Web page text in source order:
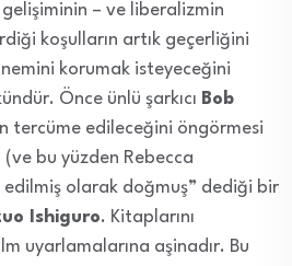
– ve liberalizmin
koşulların artık geçerliğini
korumak isteyeceğini
Önce ünlü şarkıcı Bob
tercüme edileceğini öngörmesi
bu yüzden Rebecca
edilmiş olarak doğmuş” dediği bir
Ishiguro. Kitaplarını
uyarlamalarına aşinadır. Bu